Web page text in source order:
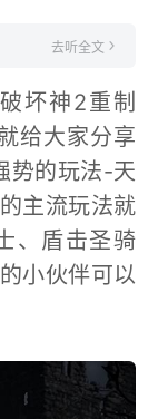
去听全文
坏神2重制
给大家分享
势的玩法-天
主流玩法就
、盾击圣骑
小伙伴可以